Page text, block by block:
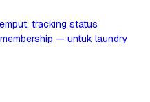
tracking status
— untuk laundry